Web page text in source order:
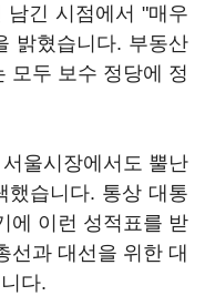
긴 시점에서 "매우
밝혔습니다. 부동산
모두 보수 정당에 정
울시장에서도 뿔난
했습니다. 통상 대통
에 이런 성적표를 받
선과 대선을 위한 대
다.